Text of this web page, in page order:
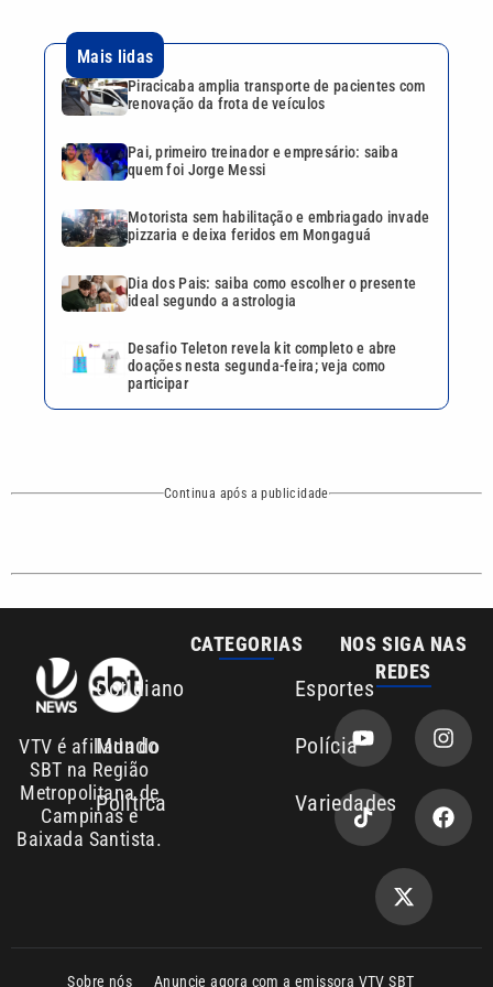
Desafio Teleton revela kit completo e abre
doações nesta segunda-feira; veja como
participar
Continua após a publicidade
VTV é afiliada do
CATEGORIAS
Cotidiano Esportes
Mundo Polícia
REDES
Anuncie agora com a emissora VTV SBT
Área de cobertura que a VTV SBT acompanha:
Entre em contato com a VTV News
Copyright © 2026. Todos os direitos
reservados | Empresa de Comunicação PRM
Política de privacidade